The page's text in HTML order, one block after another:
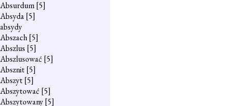
Absurdum[5]
Absyda[5]
absydy
Abszach[5]
Abszlus [5]
Abszlusować [5]
Absznit[5]
Abszyt[5]
Abszytować [5]
Abszytowany[5]